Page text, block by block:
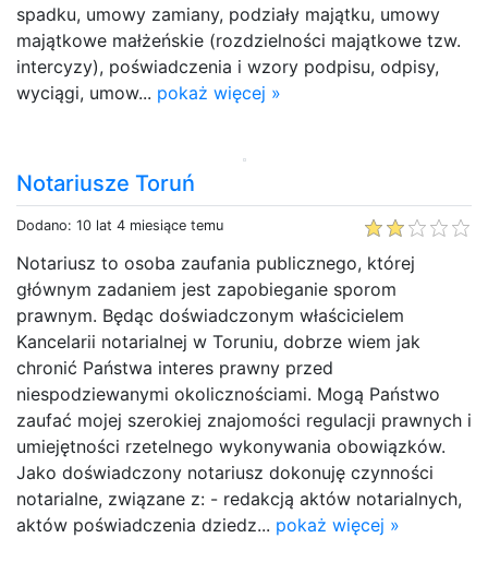
spadku, umowy zamiany, podziały majątku, umowy
majątkowe małżeńskie (rozdzielności majątkowe tzw.
intercyzy), poświadczenia i wzory podpisu, odpisy,
wyciągi, umow... pokaż więcej »
Notariusze Toruń
Dodano: 10 lat 4 miesiące temu
Notariusz to osoba zaufania publicznego, której
głównym zadaniem jest zapobieganie sporom
prawnym. Będąc doświadczonym właścicielem
Kancelarii notarialnej w Toruniu, dobrze wiem jak
chronić Państwa interes prawny przed
niespodziewanymi okolicznościami. Mogą Państwo
zaufać mojej szerokiej znajomości regulacji prawnych i
umiejętności rzetelnego wykonywania obowiązków.
Jako doświadczony notariusz dokonuję czynności
notarialne, związane z: - redakcją aktów notarialnych,
aktów poświadczenia dziedz... pokaż więcej »